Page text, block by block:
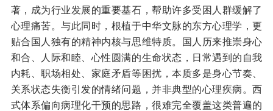
著，成为行业发展的重要基石，帮助许多受困人群缓解了
心理痛苦。与此同时，根植于中华文脉的东方心理学，更
贴合国人独有的精神内核与思维特质。国人历来推崇身心
和合、人际和睦、心性圆满的生命状态，日常遇到的自我
内耗、职场相处、家庭矛盾等困扰，本质多是身心节奏、
关系状态失衡引发的情绪问题，并非典型的心理疾病。西
式体系偏向病理化干预的思路，很难完全覆盖这类普遍的